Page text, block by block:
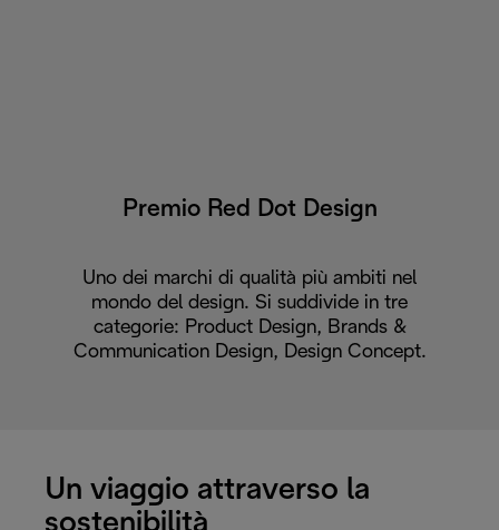
Premio Red Dot Design
Uno dei marchi di qualità più ambiti nel
mondo del design. Si suddivide in tre
categorie: Product Design, Brands &
Communication Design, Design Concept.
Un viaggio attraverso la
sostenibilità